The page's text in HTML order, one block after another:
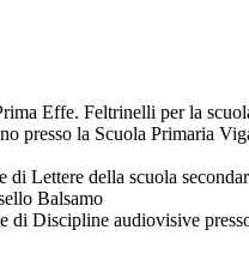
Effe. Feltrinelli per la
presso la Scuola Primaria
di Lettere della scuola
Balsamo
di Discipline audiovisive